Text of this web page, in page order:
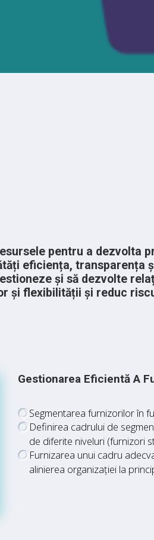
pentru a dezvolta
eficiența, transparența
și să dezvolte
și flexibilității și reduc
Gestionarea Eficientă A
Segmentarea furnizorilor în
Definirea cadrului de
de diferite niveluri (furnizori
Furnizarea unui cadru
alinierea organizației la